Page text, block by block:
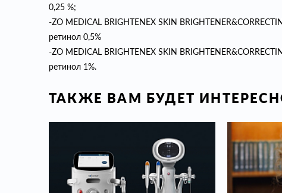
0,25 %;
-ZO MEDICAL BRIGHTENEX SKIN
ретинол 0,5%
-ZO MEDICAL BRIGHTENEX SKIN
ретинол 1%.
ТАКЖЕ ВАМ БУДЕТ